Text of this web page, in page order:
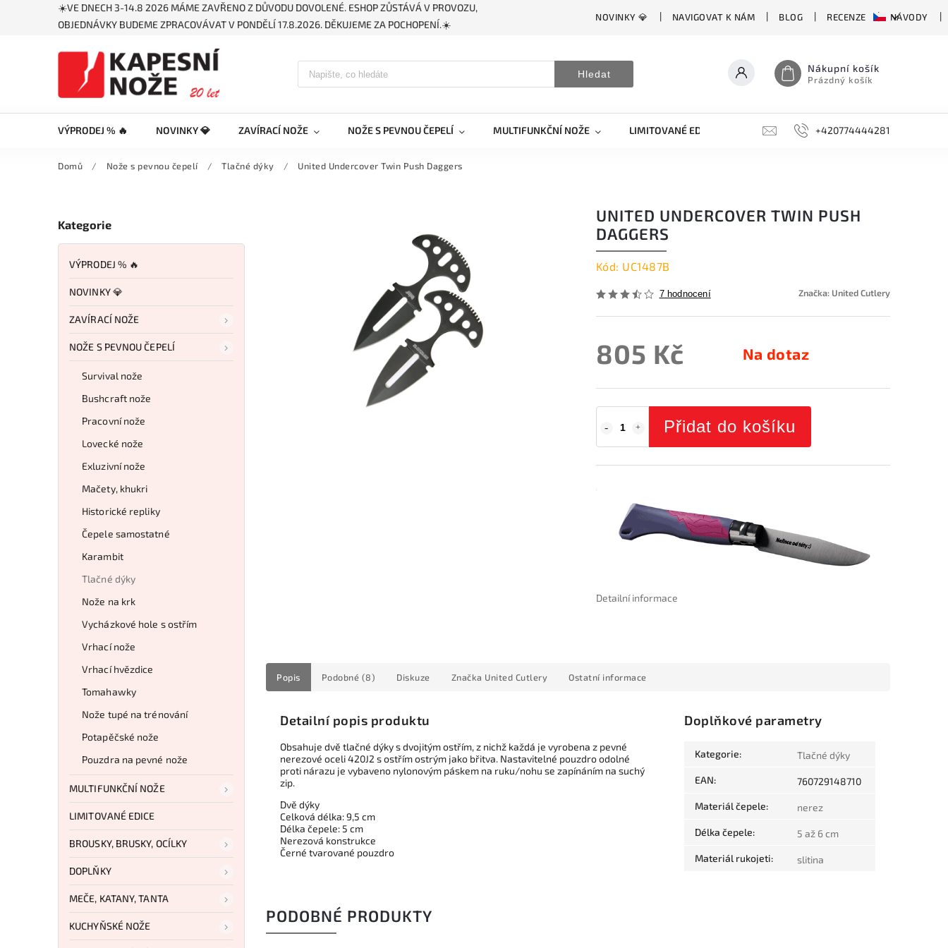
☀️VE DNECH 3-14.8 2026 MÁME ZAVŘENO Z DŮVODU DOVOLENÉ. ESHOP ZŮSTÁVÁ V PROVOZU,
OBJEDNÁVKY BUDEME ZPRACOVÁVAT V PONDĚLÍ 17.8.2026. DĚKUJEME ZA POCHOPENÍ.☀️
NOVINKY 💎 NAVIGOVAT K NÁM BLOG RECENZE NÁVODY
Hledat Nákupní košík
Prázdný košík
VÝPRODEJ % 🔥 NOVINKY 💎 ZAVÍRACÍ NOŽE NOŽE S PEVNOU ČEPELÍ MULTIFUNKČNÍ NOŽE LIMITOVANÉ EDICE BROUSKY, BRUSKY, OCÍLKY
+420774444281
Domů / Nože s pevnou čepelí / Tlačné dýky / United Undercover Twin Push Daggers
Kategorie
VÝPRODEJ % 🔥
NOVINKY 💎
ZAVÍRACÍ NOŽE
NOŽE S PEVNOU ČEPELÍ
Survival nože
Bushcraft nože
Pracovní nože
Lovecké nože
Exluzivní nože
Mačety, khukri
Historické repliky
Čepele samostatné
Karambit
Tlačné dýky
Nože na krk
Vycházkové hole s ostřím
Vrhací nože
Vrhací hvězdice
Tomahawky
Nože tupé na trénování
Potapěčské nože
Pouzdra na pevné nože
MULTIFUNKČNÍ NOŽE
LIMITOVANÉ EDICE
BROUSKY, BRUSKY, OCÍLKY
DOPLŇKY
MEČE, KATANY, TANTA
KUCHYŇSKÉ NOŽE
UNITED UNDERCOVER TWIN PUSH
DAGGERS
Kód: UC1487B
7 hodnocení Značka: United Cutlery
805 Kč Na dotaz
Přidat do košíku
Detailní informace
Popis Podobné (8) Diskuze Značka United Cutlery Ostatní informace
Detailní popis produktu
Obsahuje dvě tlačné dýky s dvojitým ostřím, z nichž každá je vyrobena z pevné
nerezové oceli 420J2 s ostřím ostrým jako břitva. Nastavitelné pouzdro odolné
proti nárazu je vybaveno nylonovým páskem na ruku/nohu se zapínáním na suchý
zip.
Dvě dýky
Celková délka: 9,5 cm
Délka čepele: 5 cm
Nerezová konstrukce
Černé tvarované pouzdro
Doplňkové parametry
Kategorie: Tlačné dýky
EAN: 760729148710
Materiál čepele: nerez
Délka čepele: 5 až 6 cm
Materiál rukojeti: slitina
PODOBNÉ PRODUKTY